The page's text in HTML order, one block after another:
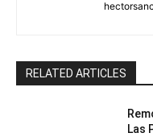
RELATED ARTICLES
Las